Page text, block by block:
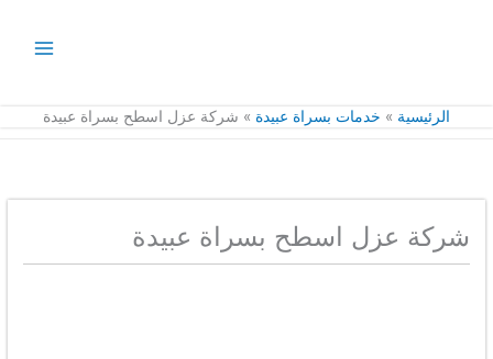
الرئيسية خدمات بسراة عبيدة شركة عزل اسطح بسراة عبيدة
شركة عزل اسطح بسراة عبيدة